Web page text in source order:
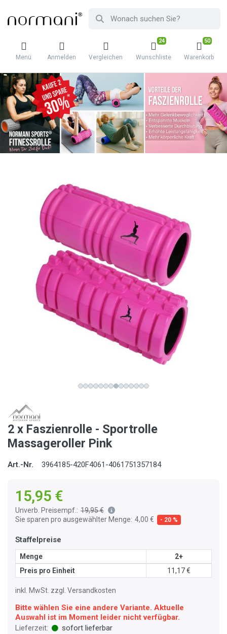
Menü Anmelden Vergleichen
24
Wunschliste
50
Warenkorb
2 x Faszienrolle - Sportrolle
Massageroller Pink
Art.-Nr. 3964185-420F4061-4061751357184
15,95 €
Unverb. Preisempf.: 19,95 €
Sie sparen pro ausgewählter Menge: 4,00 € - 20 %
Staffelpreise
Menge
2+
Preis pro Einheit
11,17 €
inkl. MwSt. zzgl. Versandkosten
Bitte wählen Sie eine andere Variante. Aktuelle
Auswahl ist im Moment leider nicht verfügbar.
Lieferzeit:
sofort lieferbar